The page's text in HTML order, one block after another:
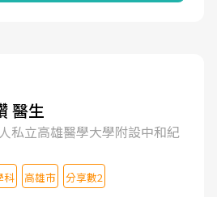
醫生
私立高雄醫學大學附設中和紀
科 高雄市 分享數2